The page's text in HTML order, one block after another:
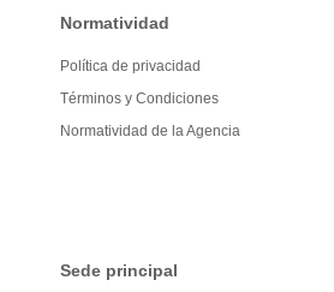
Normatividad
Política de privacidad
Términos y Condiciones
Normatividad de la Agencia
Sede principal